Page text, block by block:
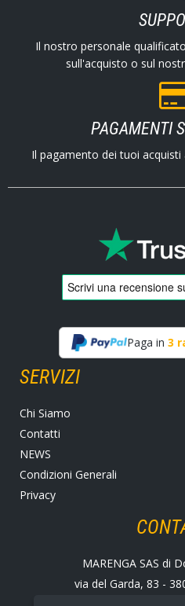
Il nostro personale
sull'acquisto o sul
PAGAMENTI
Il pagamento dei tuoi
Paga in 3
SERVIZI
Chi Siamo
Contatti
NEWS
Condizioni Generali
Privacy
MARENGA SAS di
via del Garda, 83 -